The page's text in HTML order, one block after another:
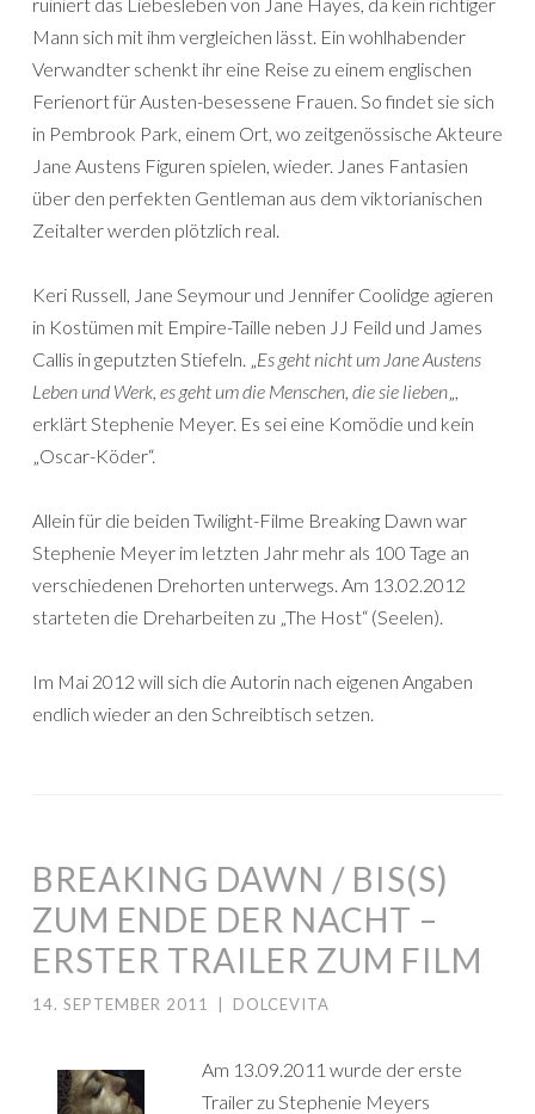
Mann sich mit ihm vergleichen lässt. Ein wohlhabender
Verwandter schenkt ihr eine Reise zu einem englischen
Ferienort für Austen-besessene Frauen. So findet sie sich
in Pembrook Park, einem Ort, wo zeitgenössische Akteure
Jane Austens Figuren spielen, wieder. Janes Fantasien
über den perfekten Gentleman aus dem viktorianischen
Zeitalter werden plötzlich real.
Keri Russell, Jane Seymour und Jennifer Coolidge agieren
in Kostümen mit Empire-Taille neben JJ Feild und James
Callis in geputzten Stiefeln. „Es geht nicht um Jane Austens
Leben und Werk, es geht um die Menschen, die sie lieben„,
erklärt Stephenie Meyer. Es sei eine Komödie und kein
„Oscar-Köder“.
Allein für die beiden Twilight-Filme Breaking Dawn war
Stephenie Meyer im letzten Jahr mehr als 100 Tage an
verschiedenen Drehorten unterwegs. Am 13.02.2012
starteten die Dreharbeiten zu „The Host“ (Seelen).
Im Mai 2012 will sich die Autorin nach eigenen Angaben
endlich wieder an den Schreibtisch setzen.
BREAKING DAWN / BIS(S)
ZUM ENDE DER NACHT –
ERSTER TRAILER ZUM FILM
14. SEPTEMBER 2011 DOLCEVITA
Am 13.09.2011 wurde der erste
Trailer zu Stephenie Meyers